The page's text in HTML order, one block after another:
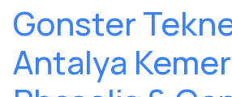
Gonster
Antalya